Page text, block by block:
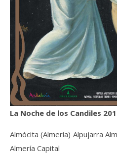
La Noche de los Candiles
Almócita (Almería) Alpujarra
Almería Capital